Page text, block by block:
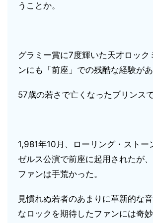
うことか。
グラミー賞に7度輝いた天才ロック
ンにも「前座」での残酷な経験があ
57歳の若さで亡くなったプリンスで
1,981年10月、ローリング・ストー
ゼルス公演で前座に起用されたが
ファンは手荒かった。
見慣れぬ若者のあまりに革新的な
なロックを期待したファンには奇